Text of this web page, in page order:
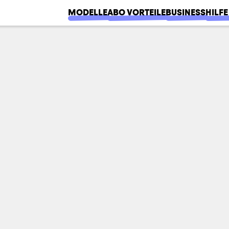
MODELLEABO VORTEILEBUSINESS